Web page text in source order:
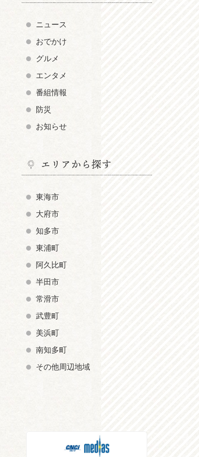
ニュース
おでかけ
グルメ
エンタメ
番組情報
防災
お知らせ
エリアから探す
東海市
大府市
知多市
東浦町
阿久比町
半田市
常滑市
武豊町
美浜町
南知多町
その他周辺地域